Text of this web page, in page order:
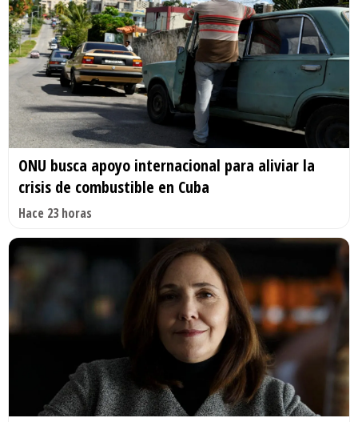
ONU busca apoyo internacional para aliviar la
crisis de combustible en Cuba
Hace 23 horas